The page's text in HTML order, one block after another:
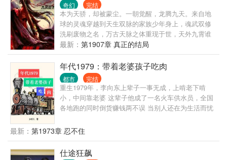
奇幻 完结
本为天骄，却被蒙尘。一朝觉醒，龙腾九天。来自地
球的灵魂穿越到天生双脉的家族少年身上，魂武双修
洗刷废物之名，万古天脉之体重现于世，天外九霄谁
敢称帝？
最新： 第1907章 真正的结局
年代1979：带着老婆孩子吃肉
都市 完结
重生1979年，李向东上辈子一事无成，上啃老下啃
小，中间靠老婆 这辈子他成了一名火车供水员，全国
各地跑的同时倒货赚钱两不误 当别人还在为生活而忧
最新： 第1973章 忍不住
仕途狂飙